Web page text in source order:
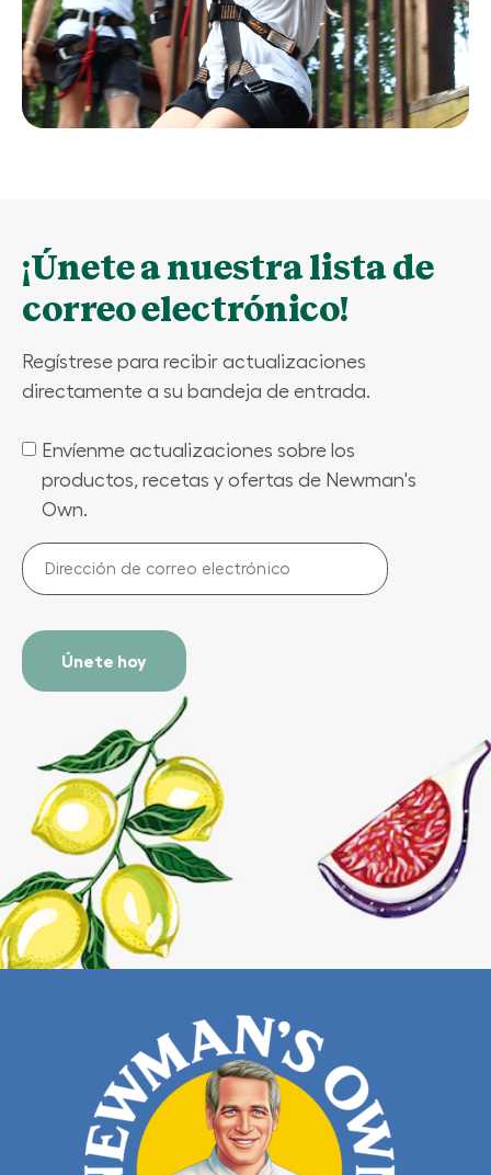
¡Únete a nuestra lista de
correo electrónico!
Regístrese para recibir actualizaciones
directamente a su bandeja de entrada.
(Required)
Envíenme actualizaciones sobre los
productos, recetas y ofertas de Newman's
Own.
Dirección
de
electrónico
(Required)